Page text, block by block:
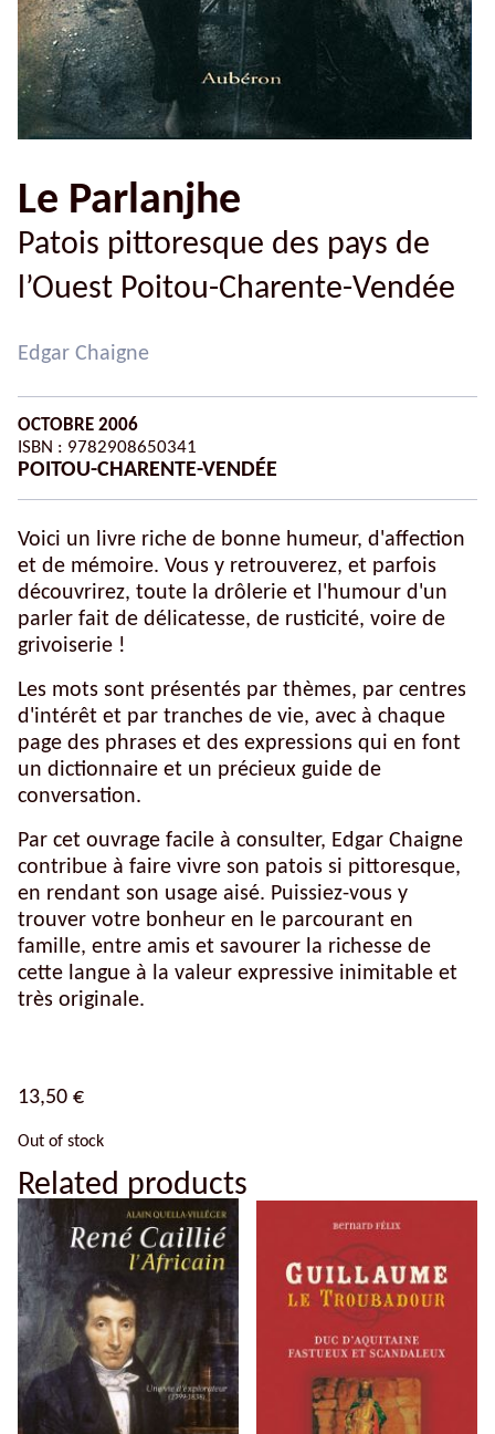
Le Parlanjhe
Patois pittoresque des pays de
l’Ouest Poitou-Charente-Vendée
Edgar Chaigne
OCTOBRE 2006
ISBN : 9782908650341
POITOU-CHARENTE-VENDÉE
Voici un livre riche de bonne humeur, d'affection
et de mémoire. Vous y retrouverez, et parfois
découvrirez, toute la drôlerie et l'humour d'un
parler fait de délicatesse, de rusticité, voire de
grivoiserie !
Les mots sont présentés par thèmes, par centres
d'intérêt et par tranches de vie, avec à chaque
page des phrases et des expressions qui en font
un dictionnaire et un précieux guide de
conversation.
Par cet ouvrage facile à consulter, Edgar Chaigne
contribue à faire vivre son patois si pittoresque,
en rendant son usage aisé. Puissiez-vous y
trouver votre bonheur en le parcourant en
famille, entre amis et savourer la richesse de
cette langue à la valeur expressive inimitable et
très originale.
13,50 €
Out of stock
Related products